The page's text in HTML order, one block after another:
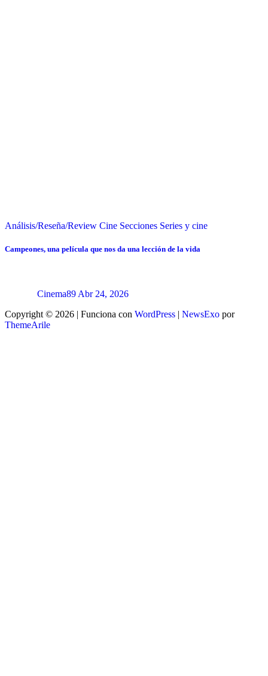
Análisis/Reseña/Review Cine Secciones Series y cine
Campeones, una película que nos da una lección de la vida
Cinema89 Abr 24, 2026
Copyright © 2026 | Funciona con WordPress | NewsExo por
ThemeArile